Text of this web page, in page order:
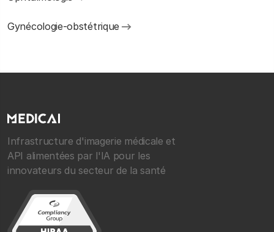
Gynécologie-obstétrique
Infrastructure d'imagerie médicale et
API alimentées par l'IA pour les
innovateurs du secteur de la santé